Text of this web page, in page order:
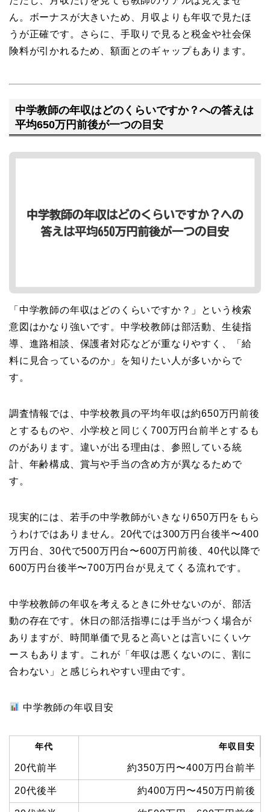
ん。ボーナスが大きいため、月収よりも年収で見たほ
うが正確です。さらに、手取りで見ると税金や社会保
険料が引かれるため、額面とのギャップもあります。
中学教師の年収はどのくらいですか？への答えは
平均650万円前後が一つの目安
「中学教師の年収はどのくらいですか？」という検索
意図はかなり強いです。中学校教師は部活動、生徒指
導、進路相談、保護者対応などが重なりやすく、「給
料に見合っているのか」を知りたい人が多いからで
す。
調査情報では、中学校教員の平均年収は約650万円前後
とするものや、小学校と同じく700万円台前半とするも
のがあります。違いが出る理由は、参照している統
計、年齢構成、賞与や手当の含め方が異なるためで
す。
現実的には、若手の中学教師がいきなり650万円をもら
うわけではありません。20代では300万円台後半〜400
万円台、30代で500万円台〜600万円前後、40代以降で
600万円台後半〜700万円台が見えてくる流れです。
中学校教師の年収を考えるときに外せないのが、部活
動の存在です。休日の部活指導には手当がつく場合が
ありますが、時間単価で見ると高いとは言いにくいケ
ースもあります。これが「年収は悪くないのに、割に
合わない」と感じられやすい理由です。
中学教師の年収目安
年代 年収目安
20代前半 約350万円〜400万円台前半
20代後半 約400万円〜450万円前後